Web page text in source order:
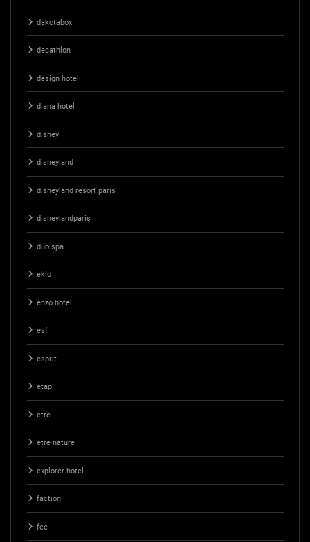
dakotabox
decathlon
design hotel
diana hotel
disney
disneyland
disneyland resort paris
disneylandparis
duo spa
eklo
enzo hotel
esf
esprit
etap
etre
etre nature
explorer hotel
faction
fee